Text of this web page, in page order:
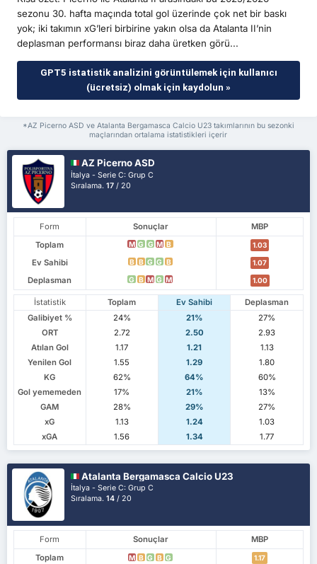
sezonu 30. hafta maçında total gol üzerinde çok net bir baskı
yok; iki takımın xG’leri birbirine yakın olsa da Atalanta II’nin
deplasman performansı biraz daha üretken görü...
GPT5 istatistik analizini görüntülemek için kullanıcı
(ücretsiz) olmak için kaydolun »
*AZ Picerno ASD ve Atalanta Bergamasca Calcio U23 takımlarının bu sezonki
maçlarından ortalama istatistikleri içerir
AZ Picerno ASD
İtalya - Serie C: Grup C
Sıralama.17 / 20
Form Sonuçlar
MBP
Toplam
M G G M B 1.03
Ev Sahibi B B G G B 1.07
Deplasman G B M G M 1.00
İstatistik Toplam Ev Sahibi
Deplasman
Galibiyet %
24% 21%
27%
ORT
2.72 2.50
2.93
Atılan Gol
1.17 1.21
1.13
Yenilen Gol
1.55 1.29
1.80
KG
62% 64%
60%
Gol yememeden
17% 21%
13%
GAM
28% 29%
27%
xG
1.13 1.24
1.03
xGA
1.56 1.34 1.77
Atalanta Bergamasca Calcio U23
İtalya - Serie C: Grup C
Sıralama.14 / 20
Form Sonuçlar
MBP
Toplam
M B G B G 1.17